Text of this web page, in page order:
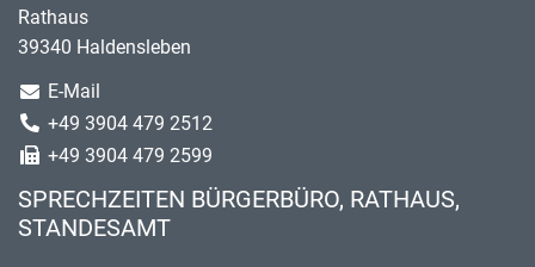
Rathaus
39340 Haldensleben
E-Mail
+49 3904 479 2512
+49 3904 479 2599
SPRECHZEITEN BÜRGERBÜRO, RATHAUS,
STANDESAMT